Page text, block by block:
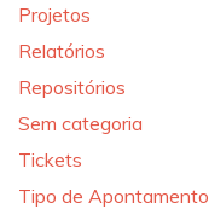
Projetos
Relatórios
Repositórios
Sem categoria
Tickets
Tipo de Apontamento